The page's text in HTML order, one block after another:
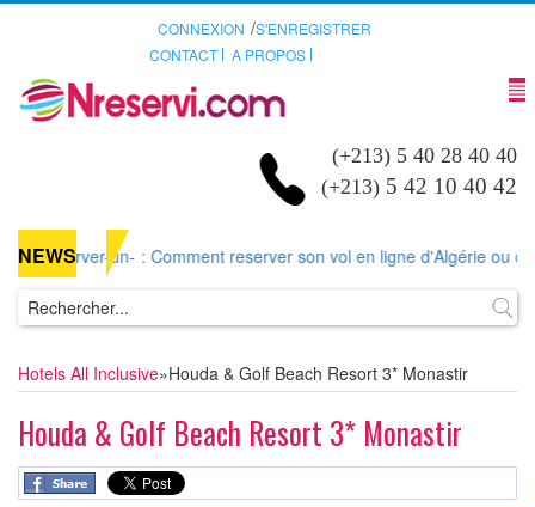
CONNEXION /S'ENREGISTRER
CONTACT
A PROPOS
(+213) 5 40 28 40 40
(+213) 5 42 10 40 42
NEWS
un- : Comment reserver son vol en ligne d'Algérie ou
Hotels All Inclusive»Houda & Golf Beach Resort 3* Monastir
Houda & Golf Beach Resort 3* Monastir